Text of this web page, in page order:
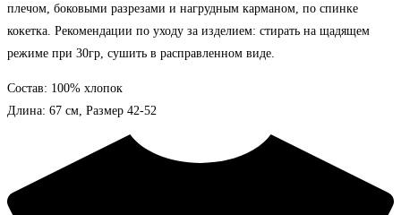
плечом, боковыми разрезами и нагрудным карманом, по спинке
кокетка. Рекомендации по уходу за изделием: стирать на щадящем
режиме при 30гр, сушить в расправленном виде.
Состав: 100% хлопок
Длина: 67 см, Размер 42-52